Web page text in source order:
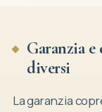
Garanzia
diversi
La garanzia